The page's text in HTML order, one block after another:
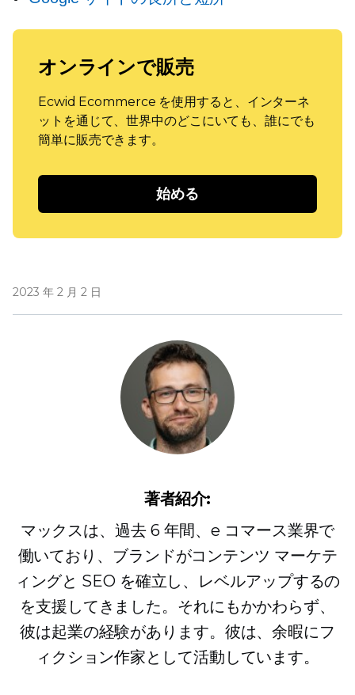
オンラインで販売
Ecwid Ecommerce を使用すると、インターネ
ットを通じて、世界中のどこにいても、誰にでも
簡単に販売できます。
始める
2023 年 2 月 2 日
著者紹介:
マックスは、過去 6 年間、e コマース業界で
働いており、ブランドがコンテンツ マーケテ
ィングと SEO を確立し、レベルアップするの
を支援してきました。それにもかかわらず、
彼は起業の経験があります。彼は、余暇にフ
ィクション作家として活動しています。